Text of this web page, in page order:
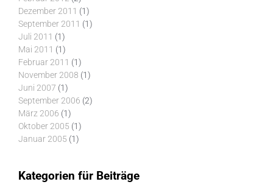
Dezember 2011 (1)
September 2011 (1)
Juli 2011 (1)
Mai 2011 (1)
Februar 2011 (1)
November 2008 (1)
Juni 2007 (1)
September 2006 (2)
März 2006 (1)
Oktober 2005 (1)
Januar 2005 (1)
Kategorien für Beiträge